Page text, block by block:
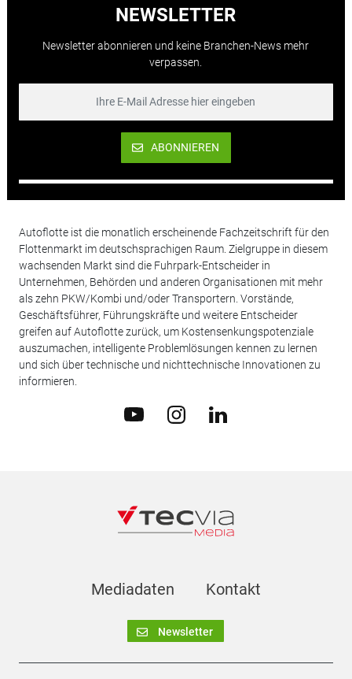
NEWSLETTER
Newsletter abonnieren und keine Branchen-News mehr
verpassen.
ABONNIEREN
Autoflotte ist die monatlich erscheinende Fachzeitschrift für den
Flottenmarkt im deutschsprachigen Raum. Zielgruppe in diesem
wachsenden Markt sind die Fuhrpark-Entscheider in
Unternehmen, Behörden und anderen Organisationen mit mehr
als zehn PKW/Kombi und/oder Transportern. Vorstände,
Geschäftsführer, Führungskräfte und weitere Entscheider
greifen auf Autoflotte zurück, um Kostensenkungspotenziale
auszumachen, intelligente Problemlösungen kennen zu lernen
und sich über technische und nichttechnische Innovationen zu
informieren.
Mediadaten Kontakt
Newsletter